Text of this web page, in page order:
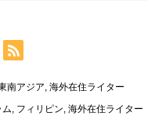
南アジア, 海外在住ライター
ム, フィリピン, 海外在住ライター